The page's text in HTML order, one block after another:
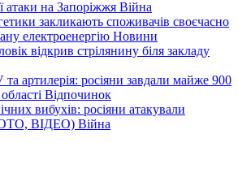
атаки на Запоріжжя Війна
закликають споживачів своєчасно
електроенергію Новини
відкрив стрілянину біля закладу
артилерія: росіяни завдали майже 900
Відпочинок
вибухів: росіяни атакували
ВІДЕО) Війна